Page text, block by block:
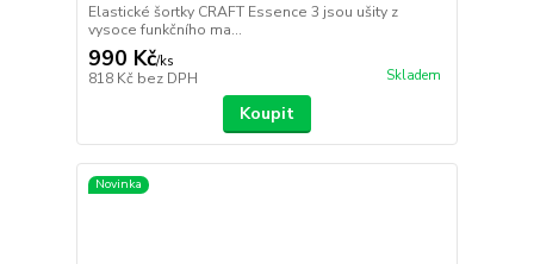
Elastické šortky CRAFT Essence 3 jsou ušity z
vysoce funkčního ma...
990 Kč/ks
818 Kč bez DPH Skladem
Koupit
Novinka